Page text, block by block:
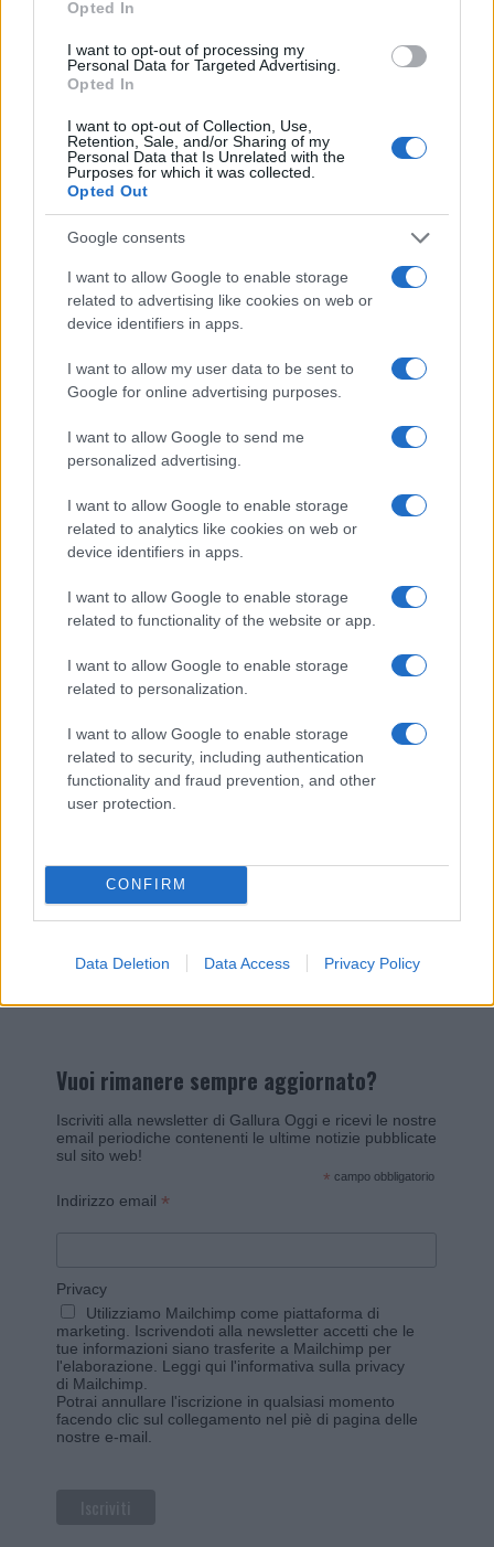
Opted In
I want to opt-out of processing my
Personal Data for Targeted Advertising.
Opted In
I want to opt-out of Collection, Use,
Retention, Sale, and/or Sharing of my
Personal Data that Is Unrelated with the
Purposes for which it was collected.
Opted Out
Google consents
I want to allow Google to enable storage
related to advertising like cookies on web or
device identifiers in apps.
I want to allow my user data to be sent to
Google for online advertising purposes.
I want to allow Google to send me
personalized advertising.
I want to allow Google to enable storage
related to analytics like cookies on web or
device identifiers in apps.
I want to allow Google to enable storage
related to functionality of the website or app.
I want to allow Google to enable storage
related to personalization.
I want to allow Google to enable storage
related to security, including authentication
functionality and fraud prevention, and other
user protection.
CONFIRM
Data Deletion Data Access Privacy Policy
Mario Malu
Paolo Pinna
Martina Agostina Diturco
I nostri cari
I nostri cari
Giovannimaria Cabras
Vuoi rimanere sempre aggiornato?
Iscriviti alla newsletter di Gallura Oggi e ricevi le nostre
email periodiche contenenti le ultime notizie pubblicate
sul sito web!
* campo obbligatorio
Indirizzo email *
Privacy
Utilizziamo Mailchimp come piattaforma di
marketing. Iscrivendoti alla newsletter accetti che le
tue informazioni siano trasferite a Mailchimp per
l'elaborazione. Leggi qui l'informativa sulla privacy
di Mailchimp
Potrai annullare l'iscrizione in qualsiasi momento
facendo clic sul collegamento nel piè di pagina delle
nostre e-mail.